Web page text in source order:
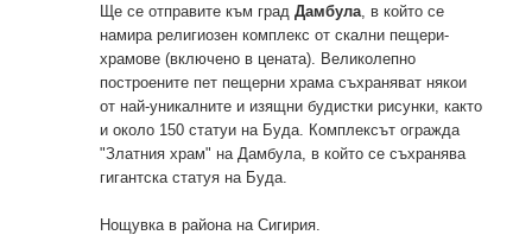
Ще се отправите към град Дамбула , в който се
намира религиозен комплекс от скални пещери-
храмове (включено в цената). Великолепно
построените пет пещерни храма съхраняват някои
от най-уникалните и изящни будистки рисунки, както
и около 150 статуи на Буда. Комплексът огражда
"Златния храм" на Дамбула, в който се съхранява
гигантска статуя на Буда.
Нощувка в района на Сигирия.